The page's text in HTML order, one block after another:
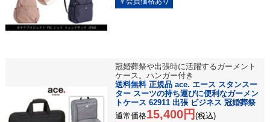
冠婚葬祭や出張時に活躍するガーメント
ケース。ハンガー付き
送料無料 正規品 ace. エース スタンスー
ター スーツの持ち運びに便利なガーメン
トケース 62911 出張 ビジネス 冠婚葬祭
通常価格15,400円 (税込)